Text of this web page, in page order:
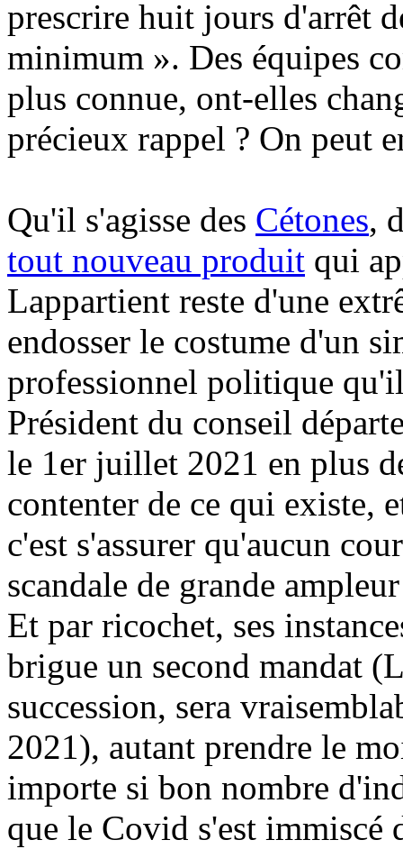
prescrire huit jours d'arrêt
minimum ». Des équipes
plus connue, ont-elles
précieux rappel ? On peut
Qu'il s'agisse des Cétones,
tout nouveau produit qui
Lappartient reste d'une
endosser le costume d'un
professionnel politique
Président du conseil
le 1er juillet 2021 en plus
contenter de ce qui existe,
c'est s'assurer qu'aucun
scandale de grande
Et par ricochet, ses
brigue un second mandat
succession, sera
2021), autant prendre le
importe si bon nombre
que le Covid s'est immiscé